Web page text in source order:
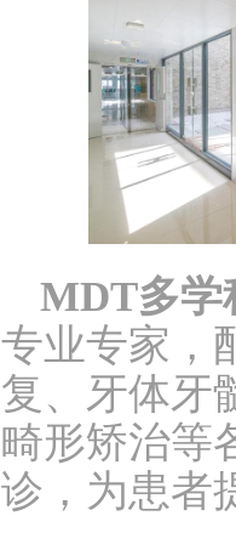
MDT多学
专业专家，
复、牙体牙
畸形矫治等
诊 ， 为患者